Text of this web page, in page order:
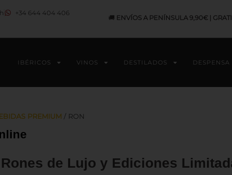
+34 644 404 406
🚚 ENVÍOS A PENÍNSULA 9,90€ |
IBÉRICOS VINOS DESTILADOS DESPENSA
PREMIUM / RON
de Lujo y Ediciones